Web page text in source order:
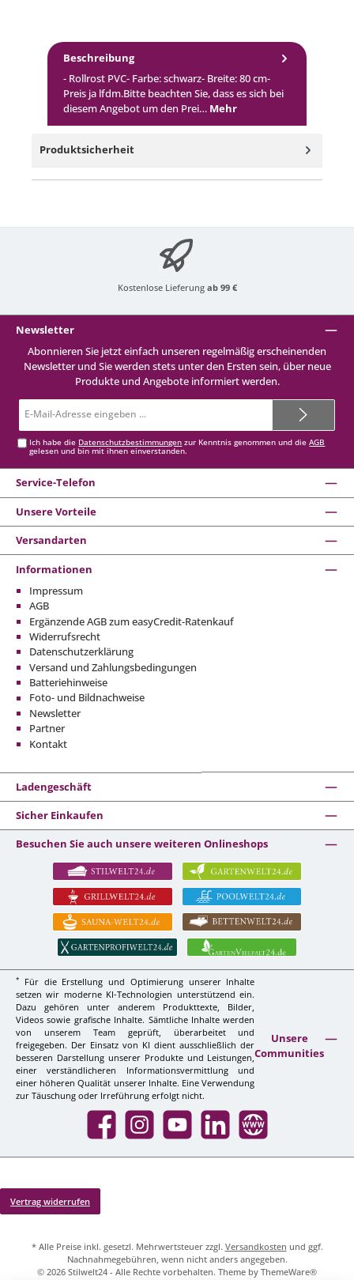
Beschreibung
- Rollrost PVC- Farbe: schwarz- Breite: 80 cm-
Preis ja lfdm.Bitte beachten Sie, dass es sich bei
diesem Angebot um den Prei… Mehr
Produktsicherheit
Kostenlose Lieferung ab 99 €
Newsletter
Abonnieren Sie jetzt einfach unseren regelmäßig erscheinenden
Newsletter und Sie werden stets unter den Ersten sein, über neue
Produkte und Angebote informiert werden.
Mail-
Ich habe die Datenschutzbestimmungen zur Kenntnis genommen und dieAGB
gelesen und bin mit ihnen einverstanden.
Service-Telefon
Unsere Vorteile
Versandarten
Informationen
Impressum
AGB
Ergänzende AGB zum easyCredit-Ratenkauf
Widerrufsrecht
Datenschutzerklärung
Versand und Zahlungsbedingungen
Batteriehinweise
Foto- und Bildnachweise
Newsletter
Partner
Kontakt
Ladengeschäft
Sicher Einkaufen
Besuchen Sie auch unsere weiteren Onlineshops
*
Für die Erstellung und Optimierung unserer Inhalte
setzen wir moderne KI-Technologien unterstützend ein.
Dazu gehören unter anderem Produkttexte, Bilder,
Videos sowie grafische Inhalte. Sämtliche Inhalte werden
von unserem Team geprüft, überarbeitet und
freigegeben. Der Einsatz von KI dient ausschließlich der
besseren Darstellung unserer Produkte und Leistungen,
einer verständlicheren Informationsvermittlung und
einer höheren Qualität unserer Inhalte. Eine Verwendung
zur Täuschung oder Irreführung erfolgt nicht.
Unsere
Communities
Facebook InstagramYouTube LinkedIn Website
Vertrag widerrufen
* Alle Preise inkl. gesetzl. Mehrwertsteuer zzgl. Versandkosten und ggf.
Nachnahmegebühren, wenn nicht anders angegeben.
© 2026 Stilwelt24 - Alle Rechte vorbehalten. Theme by ThemeWare®